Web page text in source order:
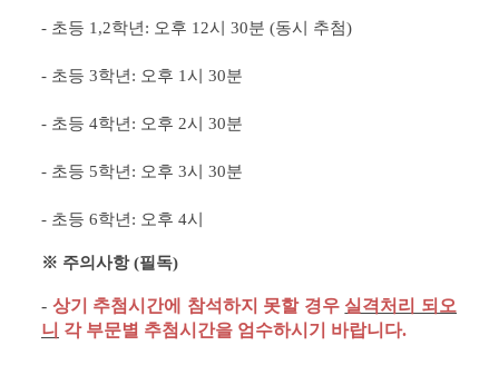
- 초등 1,2학년 : 오후 12시 30분 (동시 추첨)
- 초등 3학년 : 오후 1시 30분
- 초등 4학년 : 오후 2시 30분
- 초등 5학년 : 오후 3시 30분
- 초등 6학년 : 오후 4시
※ 주의사항 (필독)
- 상기 추첨시간에 참석하지 못할 경우 실격처리 되오
니 각 부문별 추첨시간을 엄수하시기 바랍니다.